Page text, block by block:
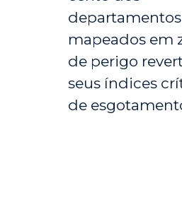
departamentos
mapeados em
de perigo
seus índices
de